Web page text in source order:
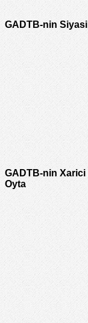
GADTB-nin
GADTB-nin
Oyta